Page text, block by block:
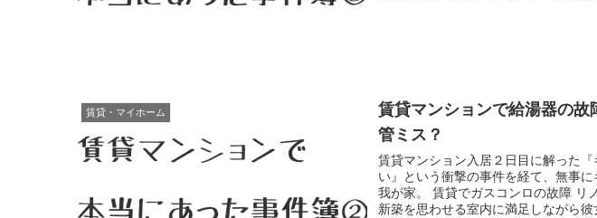
賃貸・マイホーム
賃貸マンションで給湯器の
管ミス？
賃貸マンション入居２日目に解った
い』という衝撃の事件を経て、無事
我が家。 賃貸でガスコンロの故障 リ
新築を思わせる室内に満足しながら彼